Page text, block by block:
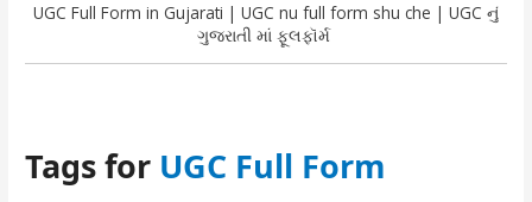
UGC Full Form in Gujarati | UGC nu full form shu che | UGC નું
ગુજરાતી માં ફૂલફૉર્મ
Tags for UGC Full Form